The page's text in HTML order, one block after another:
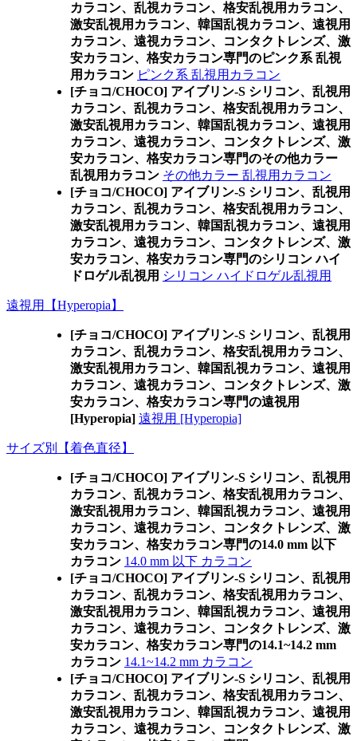
カラコン、乱視カラコン、格安乱視用カラコン、
激安乱視用カラコン、韓国乱視カラコン、遠視用
カラコン、遠視カラコン、コンタクトレンズ、激
安カラコン、格安カラコン専門のピンク系 乱視
用カラコン ピンク系 乱視用カラコン
[チョコ/CHOCO] アイブリン-S シリコン、乱視用
カラコン、乱視カラコン、格安乱視用カラコン、
激安乱視用カラコン、韓国乱視カラコン、遠視用
カラコン、遠視カラコン、コンタクトレンズ、激
安カラコン、格安カラコン専門のその他カラー
乱視用カラコン その他カラー 乱視用カラコン
[チョコ/CHOCO] アイブリン-S シリコン、乱視用
カラコン、乱視カラコン、格安乱視用カラコン、
激安乱視用カラコン、韓国乱視カラコン、遠視用
カラコン、遠視カラコン、コンタクトレンズ、激
安カラコン、格安カラコン専門のシリコン ハイ
ドロゲル乱視用 シリコン ハイドロゲル乱視用
遠視用【Hyperopia】
[チョコ/CHOCO] アイブリン-S シリコン、乱視用
カラコン、乱視カラコン、格安乱視用カラコン、
激安乱視用カラコン、韓国乱視カラコン、遠視用
カラコン、遠視カラコン、コンタクトレンズ、激
安カラコン、格安カラコン専門の遠視用
[Hyperopia] 遠視用 [Hyperopia]
サイズ別【着色直径】
[チョコ/CHOCO] アイブリン-S シリコン、乱視用
カラコン、乱視カラコン、格安乱視用カラコン、
激安乱視用カラコン、韓国乱視カラコン、遠視用
カラコン、遠視カラコン、コンタクトレンズ、激
安カラコン、格安カラコン専門の14.0 mm 以下
カラコン 14.0 mm 以下 カラコン
[チョコ/CHOCO] アイブリン-S シリコン、乱視用
カラコン、乱視カラコン、格安乱視用カラコン、
激安乱視用カラコン、韓国乱視カラコン、遠視用
カラコン、遠視カラコン、コンタクトレンズ、激
安カラコン、格安カラコン専門の14.1~14.2 mm
カラコン 14.1~14.2 mm カラコン
[チョコ/CHOCO] アイブリン-S シリコン、乱視用
カラコン、乱視カラコン、格安乱視用カラコン、
激安乱視用カラコン、韓国乱視カラコン、遠視用
カラコン、遠視カラコン、コンタクトレンズ、激